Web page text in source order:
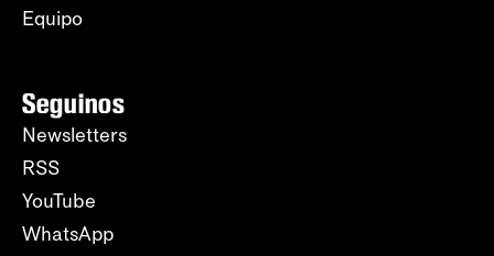
Equipo
Seguinos
Newsletters
RSS
YouTube
WhatsApp